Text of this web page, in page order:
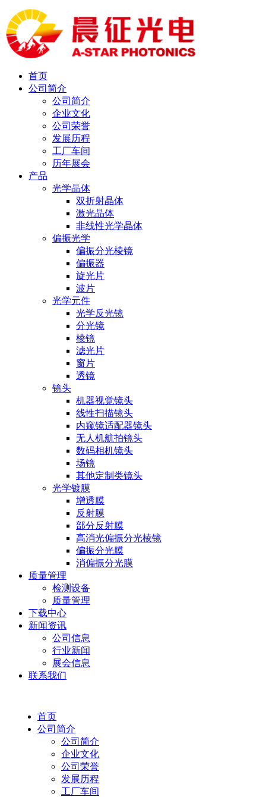
首页
公司简介
公司简介
企业文化
公司荣誉
发展历程
工厂车间
历年展会
产品
光学晶体
双折射晶体
激光晶体
非线性光学晶体
偏振光学
偏振分光棱镜
偏振器
旋光片
波片
光学元件
光学反光镜
分光镜
棱镜
滤光片
窗片
透镜
镜头
机器视觉镜头
线性扫描镜头
内窥镜适配器镜头
无人机航拍镜头
数码相机镜头
场镜
其他定制类镜头
光学镀膜
增透膜
反射膜
部分反射膜
高消光偏振分光棱镜
偏振分光膜
消偏振分光膜
质量管理
检测设备
质量管理
下载中心
新闻资讯
公司信息
行业新闻
展会信息
联系我们
首页
公司简介
公司简介
企业文化
公司荣誉
发展历程
工厂车间